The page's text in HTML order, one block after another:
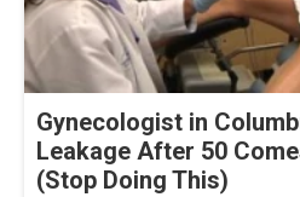
Gynecologist in
Leakage After 50
(Stop Doing This)